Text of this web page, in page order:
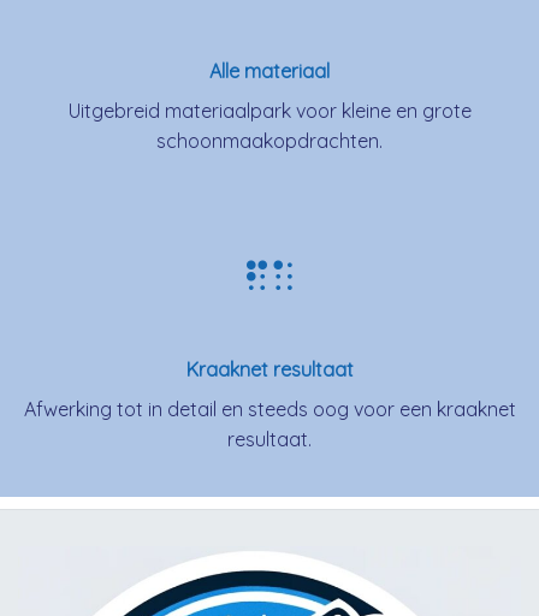
Alle materiaal
Uitgebreid materiaalpark voor kleine en grote
schoonmaakopdrachten.
Kraaknet resultaat
Afwerking tot in detail en steeds oog voor een kraaknet
resultaat.